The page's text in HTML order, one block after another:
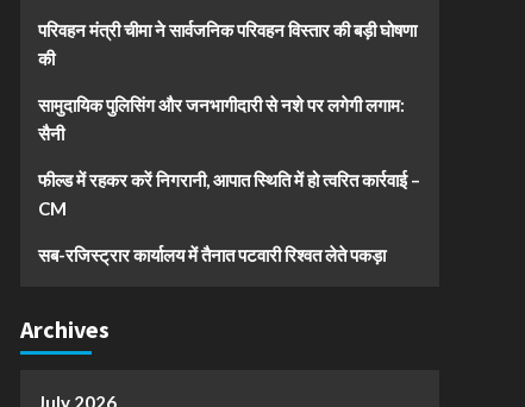
परिवहन मंत्री चीमा ने सार्वजनिक परिवहन विस्तार की बड़ी घोषणा
की
सामुदायिक पुलिसिंग और जनभागीदारी से नशे पर लगेगी लगाम:
सैनी
फील्ड में रहकर करें निगरानी, आपात स्थिति में हो त्वरित कार्रवाई –
CM
सब-रजिस्ट्रार कार्यालय में तैनात पटवारी रिश्वत लेते पकड़ा
Archives
July 2026